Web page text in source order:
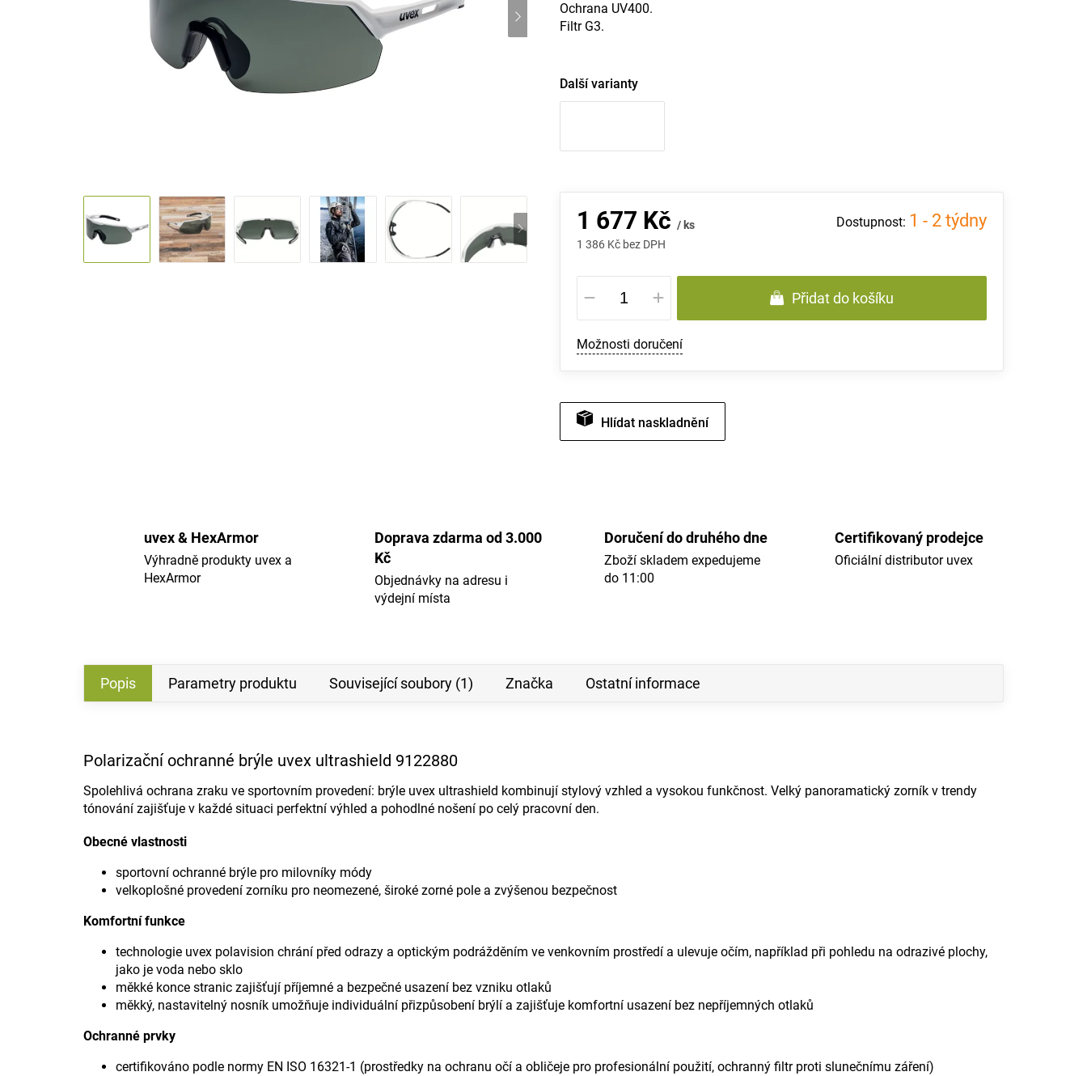
Ochrana UV400.
Filtr G3.
Další varianty
1 677 Kč / ks
1 386 Kč bez DPH
Měrná
cena:
1 - 2 týdny
Přidat do košíku
Možnosti doručení
Hlídat
uvex & HexArmor
Výhradně produkty uvex a
HexArmor
Doprava zdarma od 3.000
Kč
Objednávky na adresu i
výdejní místa
Doručení do druhého dne
Zboží skladem expedujeme
do 11:00
Certifikovaný prodejce
Oficiální distributor uvex
Popis Parametry produktu Související soubory (1) Značka Ostatní informace
Polarizační ochranné brýle uvex ultrashield 9122880
Spolehlivá ochrana zraku ve sportovním provedení: brýle uvex ultrashield kombinují stylový vzhled a vysokou funkčnost. Velký panoramatický zorník v trendy
tónování zajišťuje v každé situaci perfektní výhled a pohodlné nošení po celý pracovní den.
Obecné vlastnosti
sportovní ochranné brýle pro milovníky módy
velkoplošné provedení zorníku pro neomezené, široké zorné pole a zvýšenou bezpečnost
Komfortní funkce
technologie uvex polavision chrání před odrazy a optickým podrážděním ve venkovním prostředí a ulevuje očím, například při pohledu na odrazivé plochy,
jako je voda nebo sklo
měkké konce stranic zajišťují příjemné a bezpečné usazení bez vzniku otlaků
měkký, nastavitelný nosník umožňuje individuální přizpůsobení brýlí a zajišťuje komfortní usazení bez nepříjemných otlaků
Ochranné prvky
certifikováno podle normy EN ISO 16321-1 (prostředky na ochranu očí a obličeje pro profesionální použití, ochranný filtr proti slunečnímu záření)